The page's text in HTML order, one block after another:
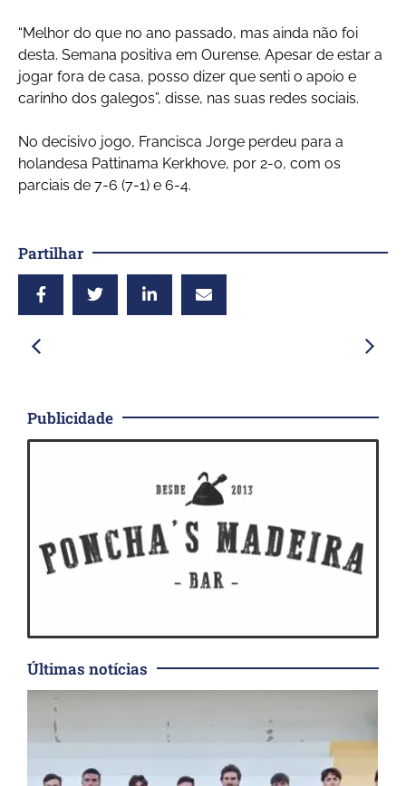
“Melhor do que no ano passado, mas ainda não foi
desta. Semana positiva em Ourense. Apesar de estar a
jogar fora de casa, posso dizer que senti o apoio e
carinho dos galegos”, disse, nas suas redes sociais.
No decisivo jogo, Francisca Jorge perdeu para a
holandesa Pattinama Kerkhove, por 2-0, com os
parciais de 7-6 (7-1) e 6-4.
Partilhar
Publicidade
Últimas notícias